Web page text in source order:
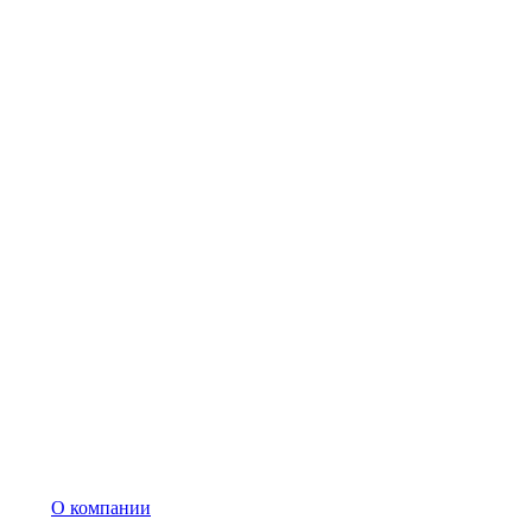
О компании